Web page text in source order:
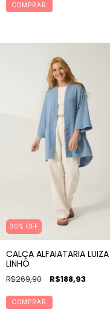
COMPRAR
30% OFF
CALÇA ALFAIATARIA LUIZA
LINHO
R$269,90 R$188,93
COMPRAR